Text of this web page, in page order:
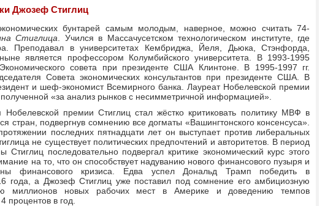
Джозеф Стиглиц
бунтарей самым молодым, наверное, можно считать 74-
Стиглица . Учился в Массачусетском технологическом институте, где
Преподавал в университетах Кембриджа, Йеля, Дьюка, Стэнфорда,
является профессором Колумбийского университета. В 1993-1995
совета при президенте США Клинтоне. В 1995-1997 гг.
Совета экономических консультантов при президенте США. В
и шеф-экономист Всемирного банка. Лауреат Нобелевской премии
«за анализ рынков с несимметричной информацией».
Нобелевской премии Стиглиц стал жёстко критиковать политику МВФ в
стран, подвергнув сомнению все догматы «Вашингтонского консенсуса».
последних пятнадцати лет он выступает против либеральных
не существует политических предпочтений и авторитетов. В период
последовательно подвергал критике экономический курс этого
на то, что он способствует надуванию нового финансового пузыря и
финансового кризиса. Едва успел Дональд Трамп победить в
года, а Джозеф Стиглиц уже поставил под сомнение его амбициозную
миллионов новых рабочих мест в Америке и доведению темпов
процентов в год.